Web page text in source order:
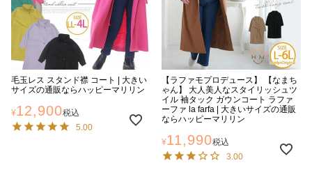
毛玉レス スタンド襟 コート | 大きい
サイズの通販ならハッピーマリリン
¥12,900税込
5.00
【ラファモプロデュース】 【なまち
ゃん】 大人美人なスタイリッシュツ
イル 袖タック ガウンコート ラファ
ーファ la farfa | 大きいサイズの通販
ならハッピーマリリン
¥11,990税込
3.00